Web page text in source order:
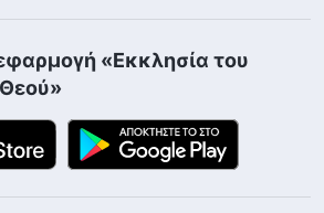
«Εκκλησία του